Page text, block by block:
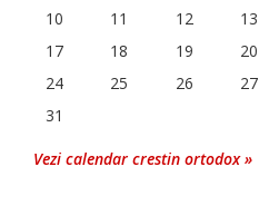
10
11 12 13
17
18 19 20
24
25 26 27
31
Vezi calendar crestin ortodox »